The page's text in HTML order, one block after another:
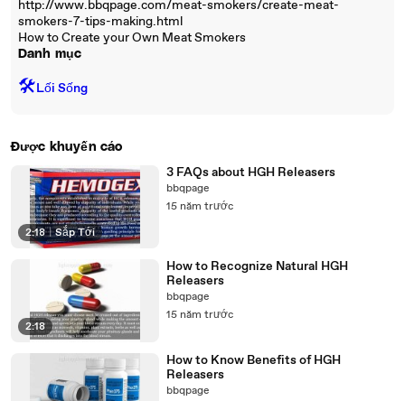
http://www.bbqpage.com/meat-smokers/create-meat-
smokers-7-tips-making.html
How to Create your Own Meat Smokers
Danh mục
🛠️Lối Sống
Được khuyến cáo
2:18 | Sắp Tới
3 FAQs about HGH Releasers
bbqpage
15 năm trước
2:18
How to Recognize Natural HGH
Releasers
bbqpage
15 năm trước
How to Know Benefits of HGH
Releasers
bbqpage